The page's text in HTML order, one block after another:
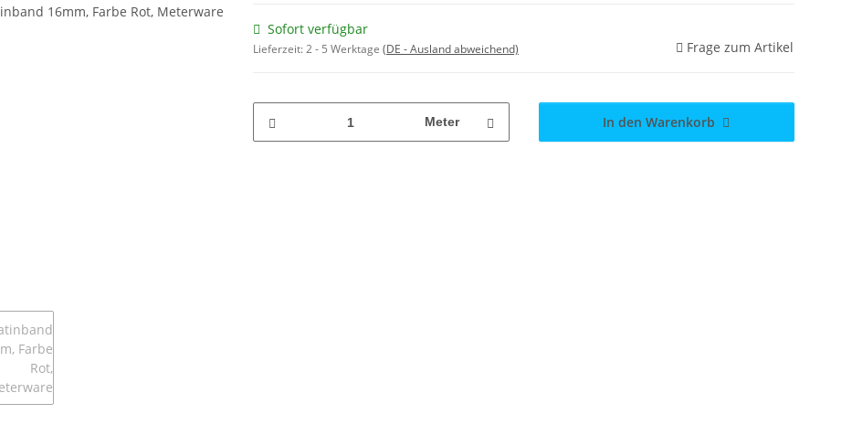
Sofort verfügbar
Lieferzeit:2 - 5 Werktage (DE - Ausland abweichend) Frage zum Artikel
Meter In den Warenkorb